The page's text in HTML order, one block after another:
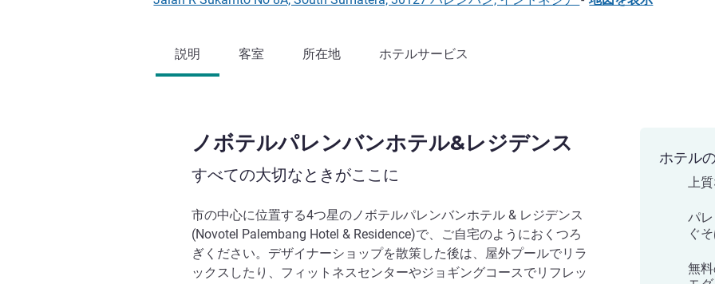
説明 客室 所在地 ホテルサービス
ノボテルパレンバンホテル&レジデンス
すべての大切なときがここに
市の中心に位置する4つ星のノボテルパレンバンホテル & レジデンス
(Novotel Palembang Hotel & Residence)で、ご自宅のようにおくつろ
ぎください。デザイナーショップを散策した後は、屋外プールでリラ
ックスしたり、フィットネスセンターやジョギングコースでリフレッ
ホテル
上
パ
ぐ
無